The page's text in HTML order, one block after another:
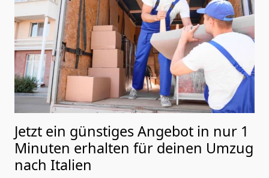
Jetzt ein günstiges Angebot in nur 1
Minuten erhalten für deinen Umzug
nach Italien